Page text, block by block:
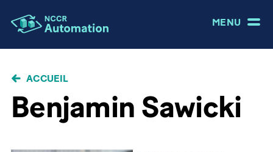
MENU
FIL ACCUEIL
Benjamin Sawicki